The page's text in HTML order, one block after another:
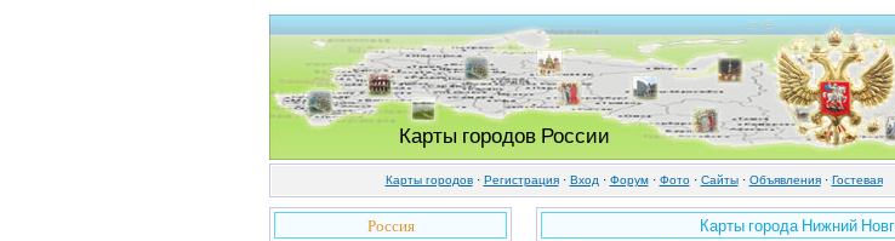
Карты городов России
Карты городов· Регистрация· Вход · Форум· Фото· Cайты· Объявления· Гостевая
Россия Карты города Нижний